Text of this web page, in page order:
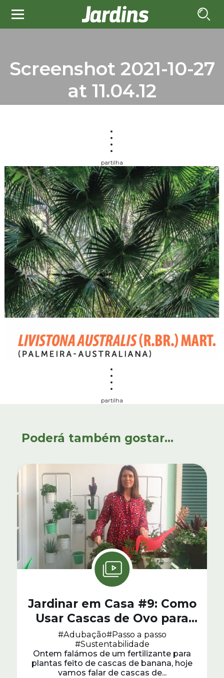
Screenshot 2021-10-27
at 11.04.12
partilha
partilha
Poderá também gostar...
Jardinar em Casa #9: Como
Usar Cascas de Ovo para
Adubar as Plantas
#Adubação#Passo a passo
#Sustentabilidade
Ontem falámos de um fertilizante para
plantas feito de cascas de banana, hoje
vamos falar de cascas de...